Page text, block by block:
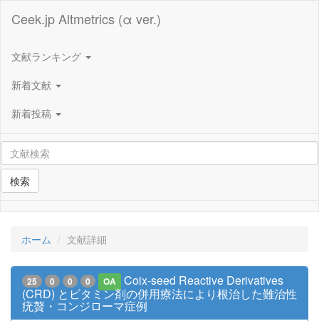
Ceek.jp Altmetrics (α ver.)
文献ランキング
新着文献
新着投稿
検索
ホーム 文献詳細
25 0 0 0 OA
Coix-seed Reactive Derivatives
(CRD) とビタミン剤の併用療法により根治した難治性
疣贅・コンジローマ症例